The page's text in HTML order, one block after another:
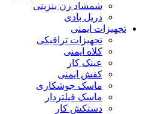
شمشاد زن بنزینی
دریل بادی
تجهیزات ایمنی
تجهیزات ترافیکی
کلاه ایمنی
عینک کار
کفش ایمنی
ماسک جوشکاری
ماسک فیلتردار
دستکش کار